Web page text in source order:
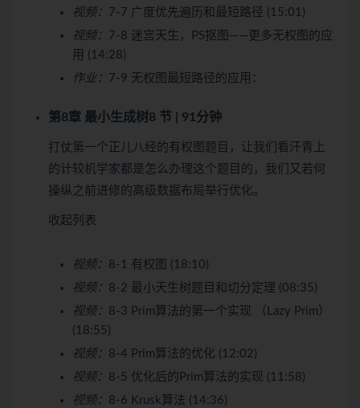
视频：
7-7 广度优先遍历和最短路径 (15:01)
视频：
7-8 迷宫天生，PS抠图——更多无权图的应
用 (14:28)
作业：
7-9 无权图最短路径的应用：
第8章 最小生成树8 节 | 91分钟
打仗第一个正儿八经的有权图题目，让我们看汗青上
的计较机学家都是怎么办理这个题目的，我们又若何
操纵之前进修的高级数据布局举行优化。
收起列表
视频： 8-1 有权图 (18:10)
视频： 8-2 最小天生树题目和切分定理 (08:35)
视频： 8-3 Prim算法的第一个实现 （Lazy Prim）
(18:55)
视频： 8-4 Prim算法的优化 (12:02)
视频： 8-5 优化后的Prim算法的实现 (11:58)
视频： 8-6 Krusk算法 (14:36)